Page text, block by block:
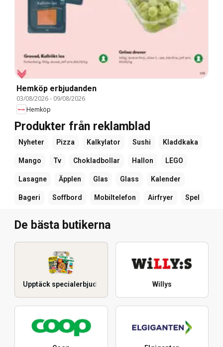
Hemköp erbjudanden
03/08/2026- 09/08/2026
Hemköp
Produkter från reklamblad
Nyheter Pizza Kalkylator Sushi Kladdkaka
Mango Tv Chokladbollar Hallon LEGO
Lasagne Äpplen Glas Glass Kalender
Bageri Soffbord Mobiltelefon Airfryer Spel
De bästa butikerna
Upptäck specialerbjudanden Willys